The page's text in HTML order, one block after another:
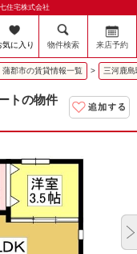
住宅株式会社
気に入り 物件検索 来店予約
蒲郡市の賃貸情報一覧 > 三河鹿
トの物件